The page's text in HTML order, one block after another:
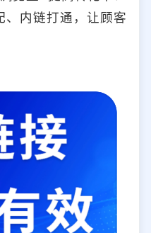
、内链打通，让顾客